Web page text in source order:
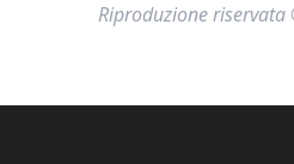
Riproduzione riservata